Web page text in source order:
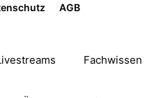
AGB
Fachwissen